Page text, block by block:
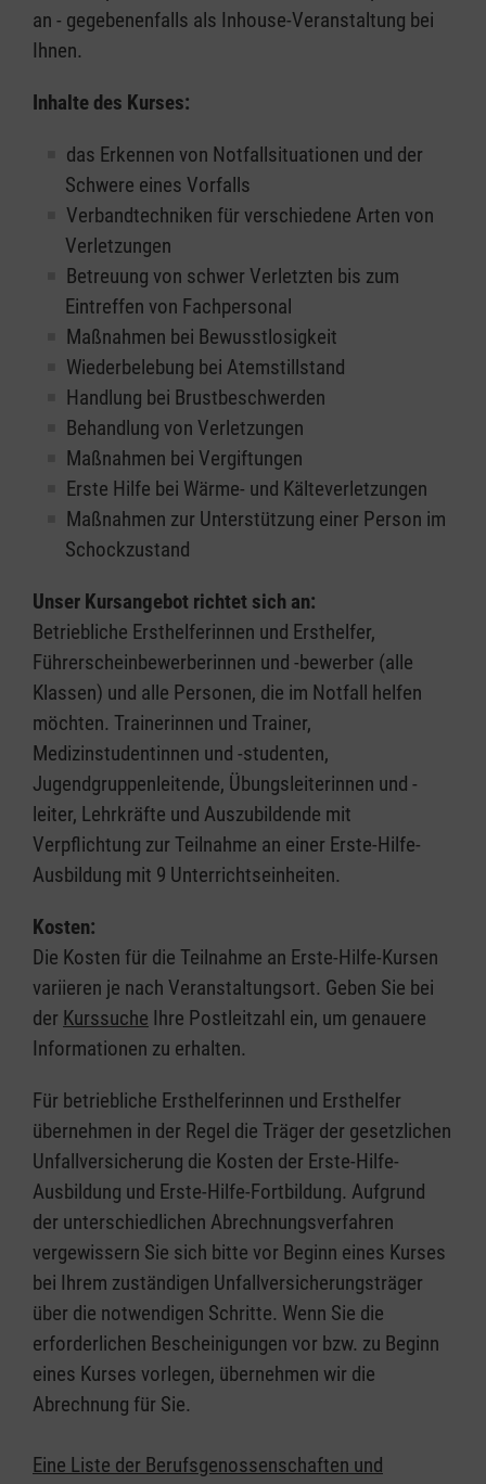
an - gegebenenfalls als Inhouse-Veranstaltung bei
Ihnen.
Inhalte des Kurses:
das Erkennen von Notfallsituationen und der
Schwere eines Vorfalls
Verbandtechniken für verschiedene Arten von
Verletzungen
Betreuung von schwer Verletzten bis zum
Eintreffen von Fachpersonal
Maßnahmen bei Bewusstlosigkeit
Wiederbelebung bei Atemstillstand
Handlung bei Brustbeschwerden
Behandlung von Verletzungen
Maßnahmen bei Vergiftungen
Erste Hilfe bei Wärme- und Kälteverletzungen
Maßnahmen zur Unterstützung einer Person im
Schockzustand
Unser Kursangebot richtet sich an:
Betriebliche Ersthelferinnen und Ersthelfer,
Führerscheinbewerberinnen und -bewerber (alle
Klassen) und alle Personen, die im Notfall helfen
möchten. Trainerinnen und Trainer,
Medizinstudentinnen und -studenten,
Jugendgruppenleitende, Übungsleiterinnen und -
leiter, Lehrkräfte und Auszubildende mit
Verpflichtung zur Teilnahme an einer Erste-Hilfe-
Ausbildung mit 9 Unterrichtseinheiten.
Kosten:
Die Kosten für die Teilnahme an Erste-Hilfe-Kursen
variieren je nach Veranstaltungsort. Geben Sie bei
der Kurssuche Ihre Postleitzahl ein, um genauere
Informationen zu erhalten.
Für betriebliche Ersthelferinnen und Ersthelfer
übernehmen in der Regel die Träger der gesetzlichen
Unfallversicherung die Kosten der Erste-Hilfe-
Ausbildung und Erste-Hilfe-Fortbildung. Aufgrund
der unterschiedlichen Abrechnungsverfahren
vergewissern Sie sich bitte vor Beginn eines Kurses
bei Ihrem zuständigen Unfallversicherungsträger
über die notwendigen Schritte. Wenn Sie die
erforderlichen Bescheinigungen vor bzw. zu Beginn
eines Kurses vorlegen, übernehmen wir die
Abrechnung für Sie.
Eine Liste der Berufsgenossenschaften und